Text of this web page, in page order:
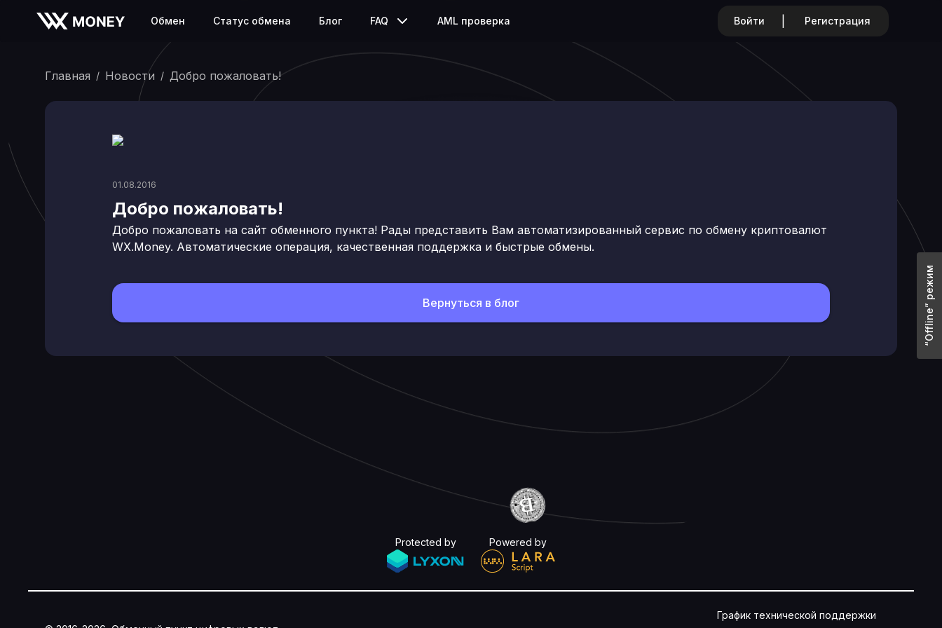
Обмен Статус обмена Блог FAQ AML проверка Войти Регистрация
Главная / Новости / Добро пожаловать!
01.08.2016
Добро пожаловать!
Добро пожаловать на сайт обменного пункта! Рады представить Вам автоматизированный сервис по обмену криптовалют
WX.Money. Автоматические операция, качественная поддержка и быстрые обмены.
Вернуться в блог
Protected by Powered by
График технической поддержки
“Offline” режим